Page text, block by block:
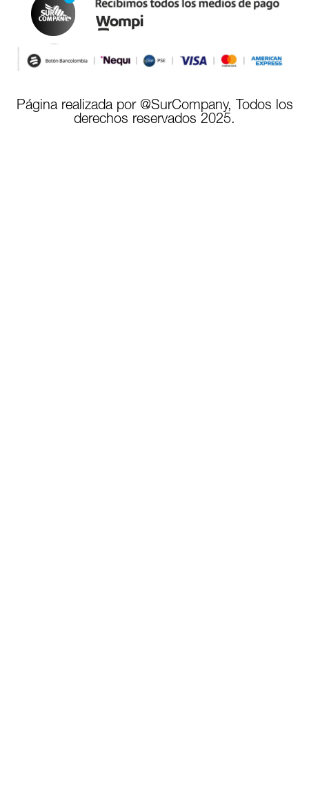
Página realizada por @SurCompany, Todos los
derechos reservados 2025.